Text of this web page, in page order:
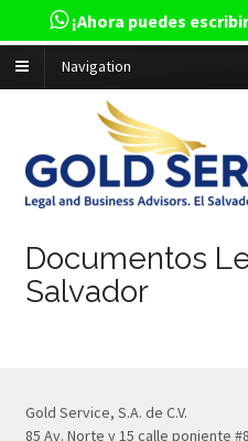
Navigation
Documentos
Salvador
Gold Service, S.A. de C.V.
85 Av. Norte y 15 calle poniente
¡Ahora puedes